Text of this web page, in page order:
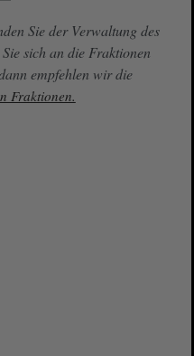
Sie der Verwaltung des
sich an die Fraktionen
empfehlen wir die
Fraktionen.